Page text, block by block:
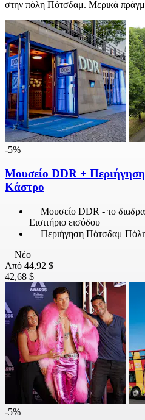
στην πόλη Πότσδαμ. Μερικά
-5%
Μουσείο DDR +
Κάστρο
Μουσείο DDR - το
Εισιτήριο εισόδου
Περιήγηση Πότσδαμ
Νέο
Από 44,92 $
42,68 $
-5%